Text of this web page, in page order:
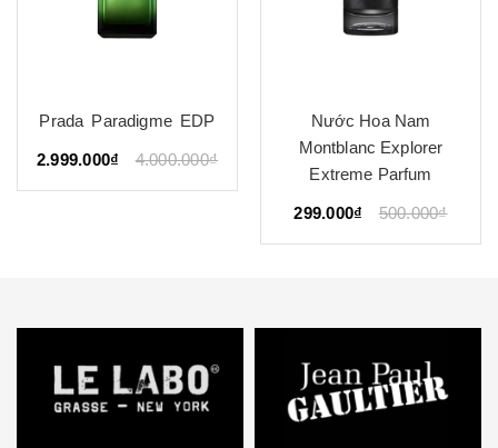
Nước Hoa Nam
BDK Parfums 312 Saint
Honoré EDP
3.899.000₫